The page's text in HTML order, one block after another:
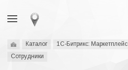
Каталог 1С-Битрикс: Маркетплейс
Сотрудники